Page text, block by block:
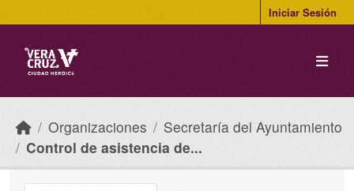
Iniciar Sesión
Organizaciones
Secretaría del Ayuntamiento
Control de asistencia de...